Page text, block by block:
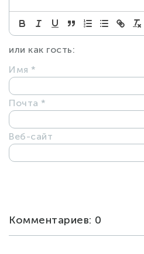
или как гость:
Имя *
Почта *
Веб-сайт
Комментариев: 0